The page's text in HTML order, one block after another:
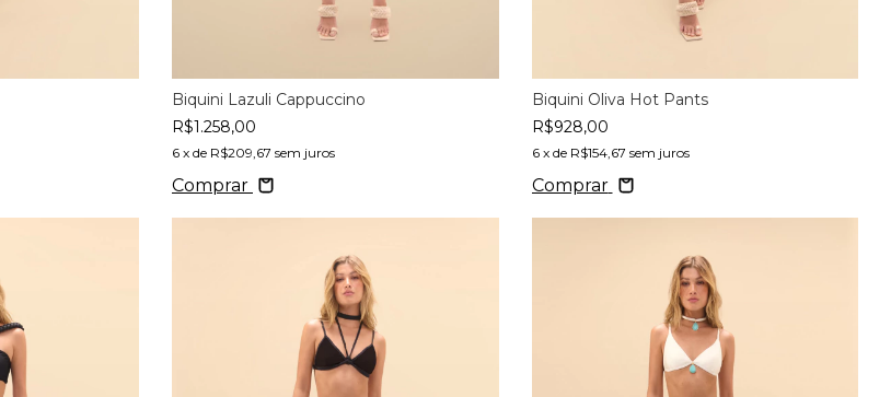
Biquini Lazuli Cappuccino
R$1.258,00
6 x de R$209,67 sem juros
Comprar
Biquini Oliva Hot Pants
R$928,00
6 x de R$154,67 sem juros
Comprar